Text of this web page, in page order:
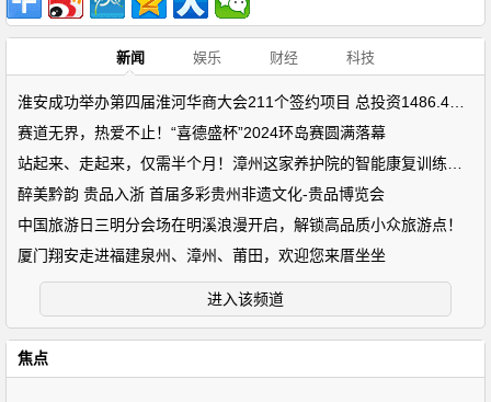
新闻 娱乐 财经 科技
赛道无界，热爱不止！“喜德盛杯”2024环岛赛圆满落幕
醉美黔韵 贵品入浙 首届多彩贵州非遗文化-贵品博览会
中国旅游日三明分会场在明溪浪漫开启，解锁高品质小众旅游点！
厦门翔安走进福建泉州、漳州、莆田，欢迎您来厝坐坐
进入该频道
焦点